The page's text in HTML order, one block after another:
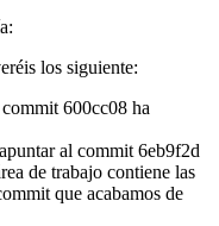
los siguiente:
600cc08 ha
al commit 6eb9f2d
de trabajo contiene las
que acabamos de